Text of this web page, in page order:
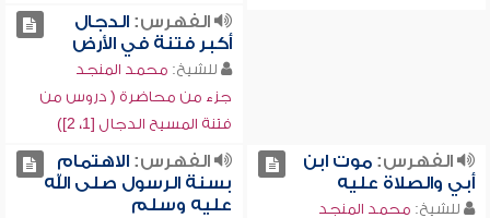
الفهرس:الدجال
أكبر فتنة في الأرض
للشيخ: محمد المنجد
جزء من محاضرة ( دروس من
فتنة المسيح الدجال [1، 2])
الفهرس:موت ابن
أبي والصلاة عليه
للشيخ: محمد المنجد
الفهرس:الاهتمام
بسنة الرسول صلى الله
عليه وسلم